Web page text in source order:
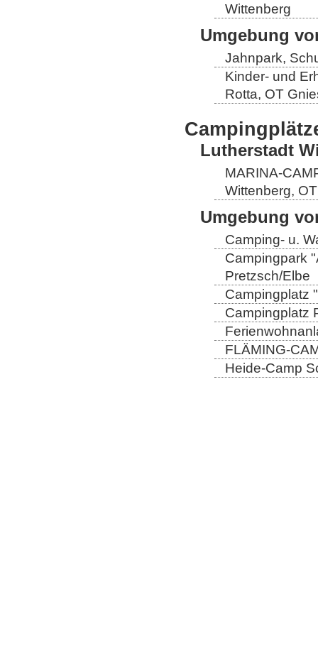
Wittenberg
Umgebung
Jahnpark,
Kinder- und
Rotta, OT
Lutherstadt
MARINA-
Wittenberg,
Umgebung
Camping- u.
Campingpark
Pretzsch/Elbe
Campingplatz
Campingplatz
FLÄMING-
Heide-Camp